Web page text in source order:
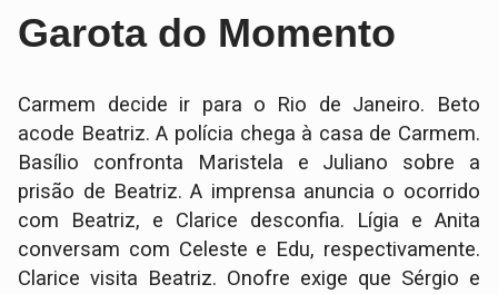
Garota do Momento
Carmem decide ir para o Rio de Janeiro. Beto
acode Beatriz. A polícia chega à casa de Carmem.
Basílio confronta Maristela e Juliano sobre a
prisão de Beatriz. A imprensa anuncia o ocorrido
com Beatriz, e Clarice desconfia. Lígia e Anita
conversam com Celeste e Edu, respectivamente.
Clarice visita Beatriz. Onofre exige que Sérgio e